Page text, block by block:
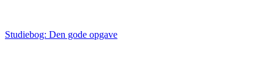
Studiebog: Den gode opgave